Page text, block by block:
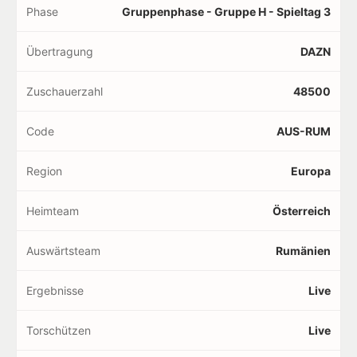
Phase Gruppenphase - Gruppe H - Spieltag 3
Übertragung DAZN
Zuschauerzahl 48500
Code AUS-RUM
Region Europa
Heimteam Österreich
Auswärtsteam Rumänien
Ergebnisse Live
Torschützen Live